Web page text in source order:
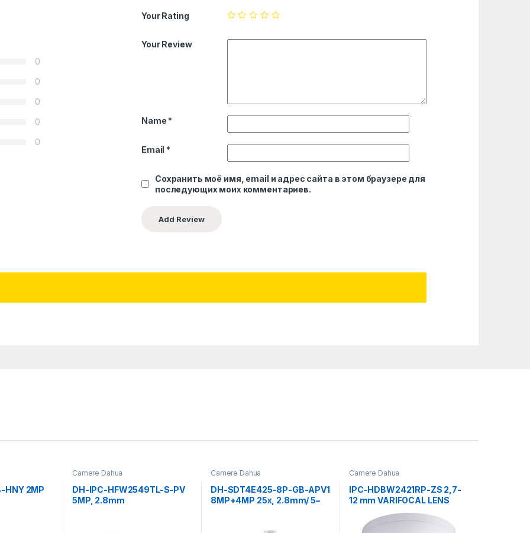
0
0
0
0
0
Your Rating
Your Review
Name *
Email *
Сохранить моё имя, email и адрес сайта в этом браузере для
последующих моих комментариев.
HNY 2MP
Camere Dahua
DH-IPC-HFW2549TL-S-PV
5MP, 2.8mm
Camere Dahua
DH-SDT4E425-8P-GB-APV1
8MP+4MP 25x, 2.8mm/ 5–
Camere Dahua
IPC-HDBW2421RP-ZS 2,7-
12 mm VARIFOCAL LENS